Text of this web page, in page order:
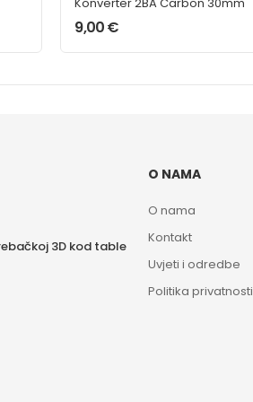
Konverter 2BA Carbon 30mm
9,00€
3D kod table
O NAMA
O nama
Kontakt
Uvjeti i odredbe
Politika privatnosti